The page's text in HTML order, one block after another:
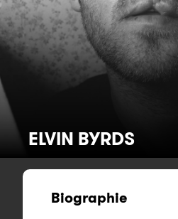
ELVIN BYRDS
Biographie